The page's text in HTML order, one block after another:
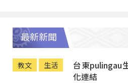
最新新聞
教文 生活
台東pulingau
化連結